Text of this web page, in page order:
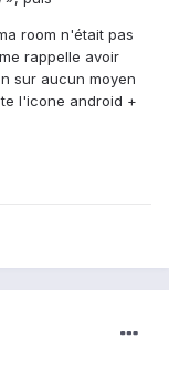
room n'était pas
rappelle avoir
sur aucun moyen
l'icone android +